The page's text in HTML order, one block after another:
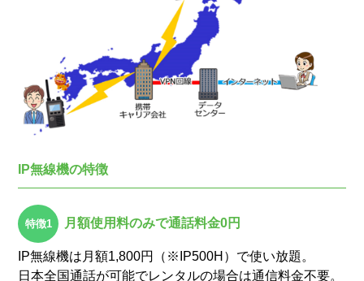
IP無線機の特徴
月額使用料のみで通話料金0円
IP無線機は月額1,800円（※IP500H）で使い放題。
日本全国通話が可能でレンタルの場合は通信料金不要。